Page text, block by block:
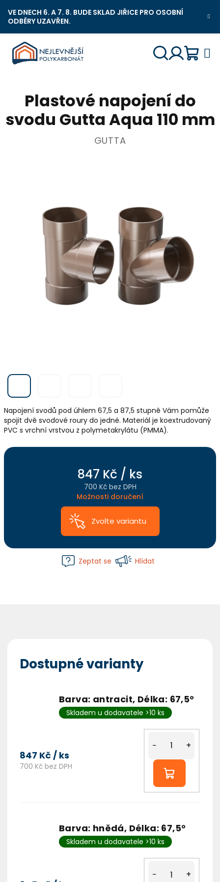
na
obsah
VE DNECH 6. A 7. 8. BUDE SKLAD JIŘICE PRO OSOBNÍ
ODBĚRY UZAVŘEN.
košík
Napojení svodů pod úhlem 67,5 a 87,5 stupně Vám pomůže
spojit dvě svodové roury do jedné. Materiál je koextrudovaný
PVC s vrchní vrstvou z polymetakrylátu (PMMA).
Zvolte variantu
847 Kč / ks
700 Kč bez DPH
Měrná
cena:
Možnosti doručení
Zeptat se Hlídat
Plastové napojení do
svodu Gutta Aqua 110 mm
GUTTA
Dostupné varianty
Barva: antracit, Délka: 67,5°
Skladem u dodavatele >10 ks
847 Kč / ks
700 Kč bez DPH
+
−
Barva: hnědá, Délka: 67,5°
Skladem u dodavatele >10 ks
+
−
Nejlevnější Polykarbonát Chat